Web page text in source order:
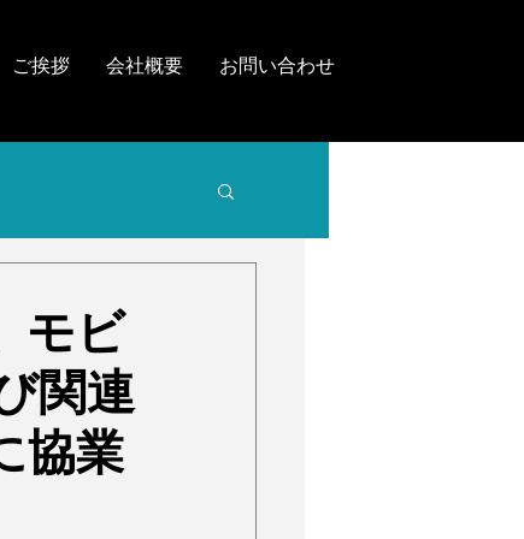
ご挨拶 会社概要 お問い合わせ
モビ
関連
協業